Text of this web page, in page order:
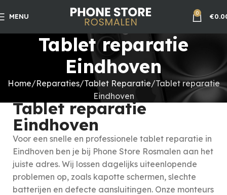
MENU 0 €
Tablet reparatie
Eindhoven
Home Reparaties Tablet Reparatie Tablet reparatie
Eindhoven
Tablet reparatie
Eindhoven
Voor een snelle en professionele tablet reparatie in
Eindhoven ben je bij Phone Store Rosmalen aan het
juiste adres. Wij lossen dagelijks uiteenlopende
problemen op, zoals kapotte schermen, slechte
batterijen en defecte aansluitingen. Onze monteurs